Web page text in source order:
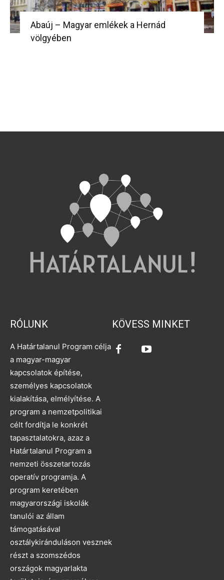
Abaúj – Magyar emlékek a Hernád
völgyében
RÓLUNK
A Határtalanul Program célja
a magyar-magyar
kapcsolatok építése,
személyes kapcsolatok
kialakítása, elmélyítése. A
program a nemzetpolitikai
célt fordítja le konkrét
tapasztalatokra, azaz a
Határtalanul Program a
nemzeti összetartozás
operatív programja. A
program keretében
magyarországi iskolák
tanulói az állam
támogatásával
osztálykiránduláson vesznek
részt a szomszédos
országok magyarlakta
KÖVESS MINKET